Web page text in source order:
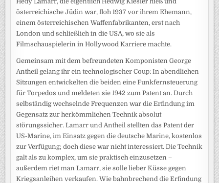
österreichische Jüdin war, floh 1937 vor ihrem Ehemann,
einem österreichischen Waffenfabrikanten, erst nach
London und schließlich in die USA, wo sie als
Filmschauspielerin in Hollywood Karriere machte.
Gemeinsam mit dem befreundeten Komponisten George
Antheil gelang ihr ein technologischer Coup: In abendlichen
Sitzungen entwickelten die beiden eine Funkfernsteuerung
für Torpedos und meldeten sie 1942 zum Patent an. Durch
selbständig wechselnde Frequenzen war die Erfindung im
Gegensatz zur herkömmlichen Technik absolut
störungssicher. Lamarr und Antheil stellten das Patent der
US-Marine, im Einsatz gegen die deutsche Marine, kostenlos
zur Verfügung; doch diese war nicht interessiert. Die Technik
galt als zu komplex, um sie praktisch einzusetzen –
außerdem riet man Lamarr, sie solle lieber Küsse gegen
Kriegsanleihen verkaufen. Wie bahnbrechend die Erfindung